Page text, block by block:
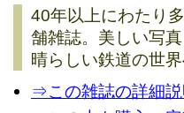
40年以上にわたり
舗雑誌。美しい写
晴らしい鉄道の世
⇒この雑誌の詳細